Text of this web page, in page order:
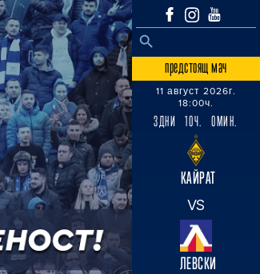
Search
SEARCH BUTTON
предстоящ мач
11 август 2026г.
18:00ч.
3ДНИ 10Ч. 0МИН.
КАЙРАТ
VS
ЛЕВСКИ